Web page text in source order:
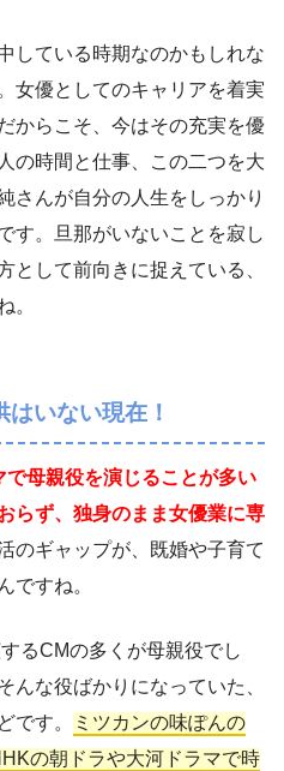
している時期なのかもしれな
女優としてのキャリアを着実
からこそ、今はその充実を優
の時間と仕事、この二つを大
さんが自分の人生をしっかり
す。旦那がいないことを寂し
として前向きに捉えている、
。
いない現在！
母親役を演じることが多い
らず、独身のまま女優業に専
のギャップが、既婚や子育て
ですね。
るCMの多くが母親役でし
んな役ばかりになっていた、
です。
ミツカンの味ぽんの
の朝ドラや大河ドラマで時